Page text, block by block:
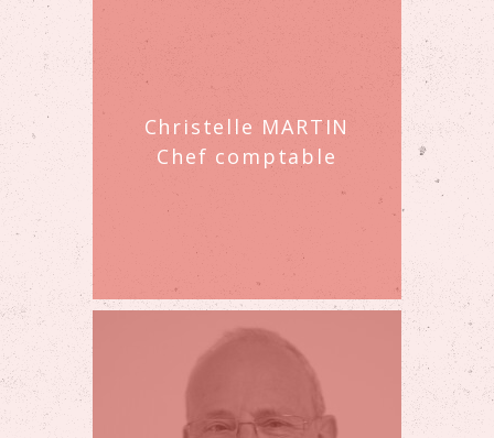
Christelle MARTIN
Chef comptable